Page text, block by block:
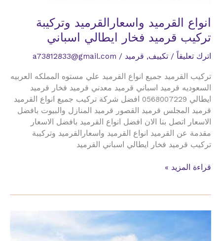
انواع القرميد واسعارالقرميد وتركيبة
تركيب قرميد فخار ايطالي اسباني
اترك تعليقاً / تكييف, قرميد /
a73812833@gmail.com
تركيب القرميد جميع انواع القرميد علي مستوه المملكه العربيه
السعوديه قرميد اسباني قرميد معدني قرميد فخار قرميد
ايطالي 0568007229 افضل شركة تركيب جميع انواع القرميد
قرميد المجلس قرميد القصور قرميد المنازل والبيوت بافضل
الاسعار اتصل بنا الان افضل انواع القرميد بافضل الاسعار
مقدمة عن القرميد انواع القرميد واسعارالقرميد وتركيبة
تركيب قرميد فخار ايطالي اسباني القرميد
انواع
تركيب
قراءة المزيد »